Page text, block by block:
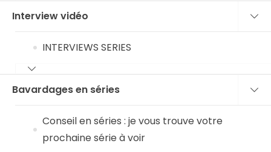
Interview vidéo
INTERVIEWS SERIES
Bavardages en séries
Conseil en séries : je vous trouve votre
prochaine série à voir